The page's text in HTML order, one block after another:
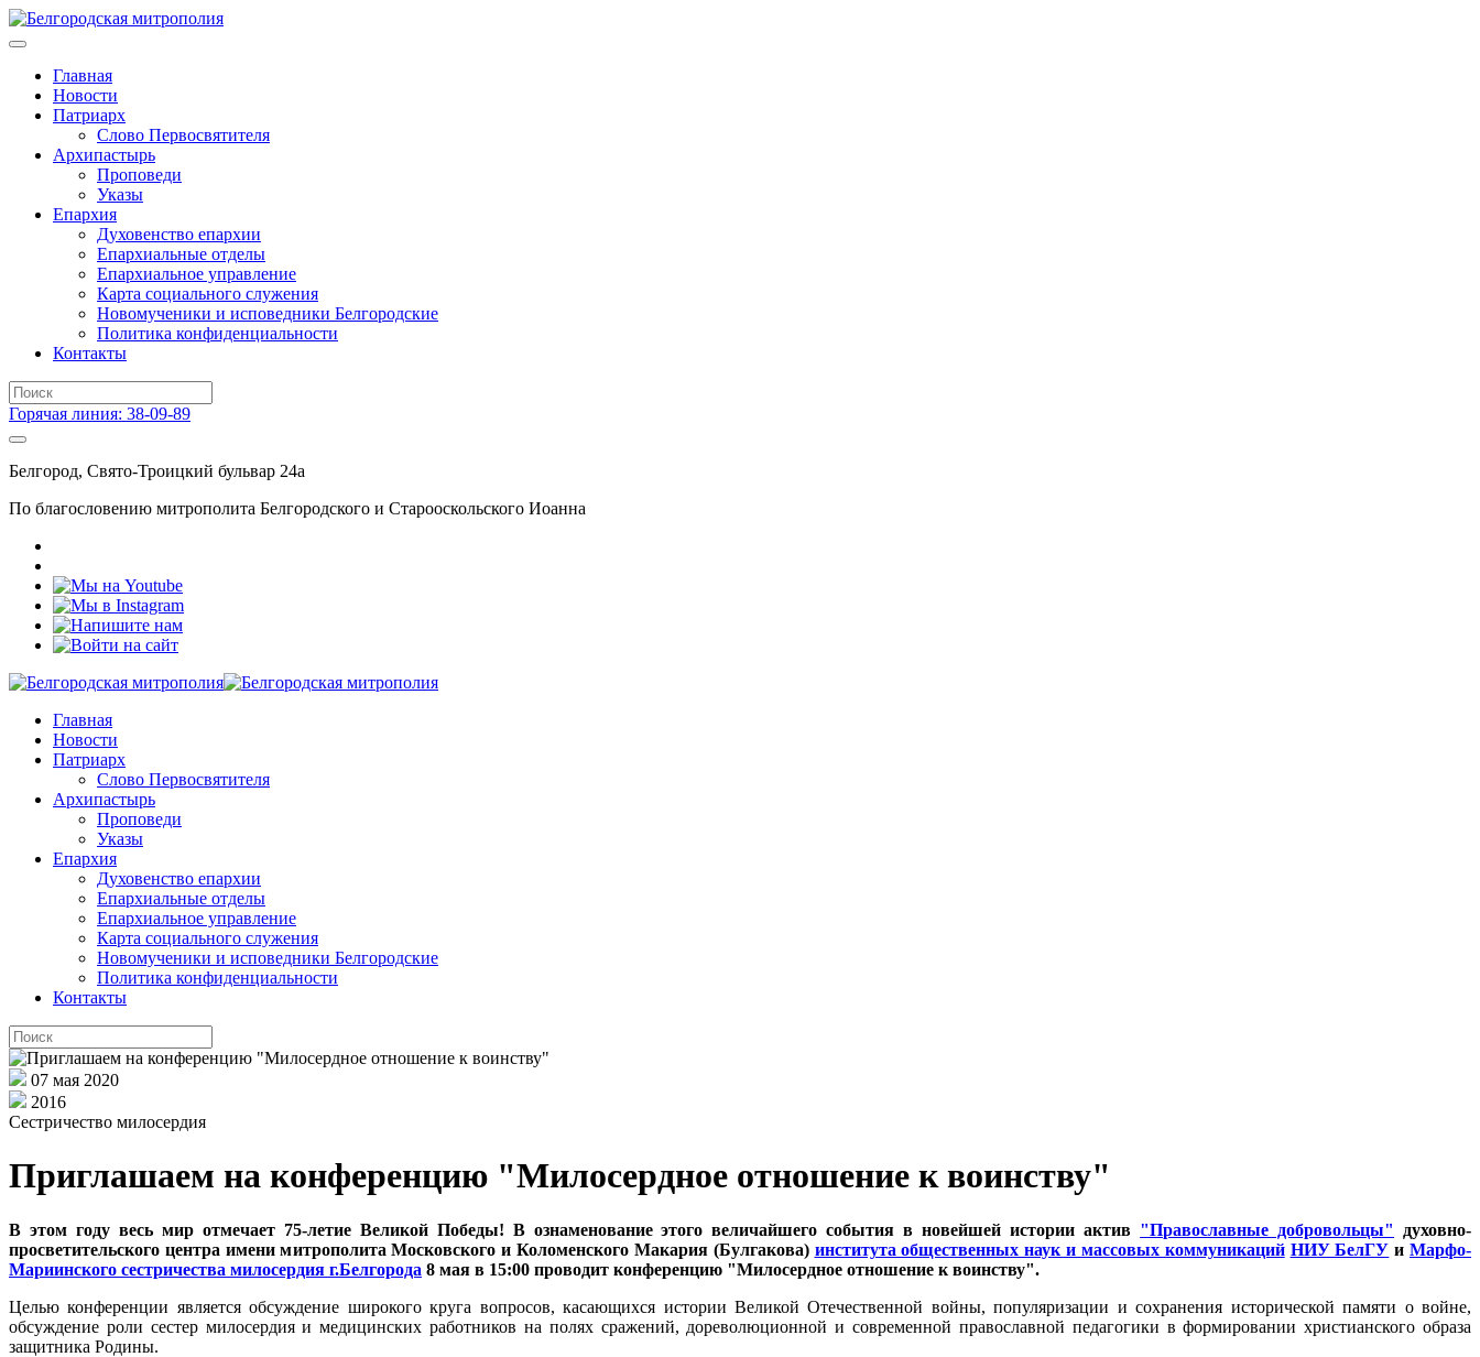
Главная
Новости
Патриарх
Слово Первосвятителя
Архипастырь
Проповеди
Указы
Епархия
Духовенство епархии
Епархиальные отделы
Епархиальное управление
Карта социального служения
Новомученики и исповедники Белгородские
Политика конфиденциальности
Контакты
Горячая линия: 38-09-89
Белгород, Свято-Троицкий бульвар 24а
По благословению митрополита Белгородского и Старооскольского Иоанна
Главная
Новости
Патриарх
Слово Первосвятителя
Архипастырь
Проповеди
Указы
Епархия
Духовенство епархии
Епархиальные отделы
Епархиальное управление
Карта социального служения
Новомученики и исповедники Белгородские
Политика конфиденциальности
Контакты
07 мая 2020
2016
Сестричество милосердия
Приглашаем на конференцию "Милосердное отношение к воинству"
В этом году весь мир отмечает 75-летие Великой Победы! В ознаменование этого величайшего события в новейшей истории актив "Православные добровольцы"
духовно-
просветительского центра имени митрополита Московского и Коломенского Макария (Булгакова) института общественных наук и массовых коммуникаций НИУ БелГУ иМарфо-
Мариинского сестричества милосердия г.Белгорода 8 мая в 15:00 проводит конференцию "Милосердное отношение к воинству".
Целью конференции является обсуждение широкого круга вопросов, касающихся истории Великой Отечественной войны, популяризации и сохранения исторической памяти о войне,
обсуждение роли сестер милосердия и медицинских работников на полях сражений, дореволюционной и современной православной педагогики в формировании христианского образа
защитника Родины.